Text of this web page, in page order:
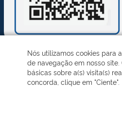
Desenvolvido pelo STI - Universidade
Nós utilizamos cookies para
de navegação em nosso
básicas sobre a(s) visita(s)
concorda, clique em "Ciente".